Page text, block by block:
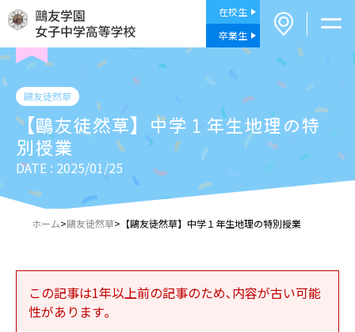
在校生
卒業生
鷗友徒然草
【鷗友徒然草】中学１年生地理の特
別授業
DATE : 2025/01/25
ホーム>鷗友徒然草> 【鷗友徒然草】中学１年生地理の特別授業
この記事は1年以上前の記事のため､内容が古い可能
性があります｡